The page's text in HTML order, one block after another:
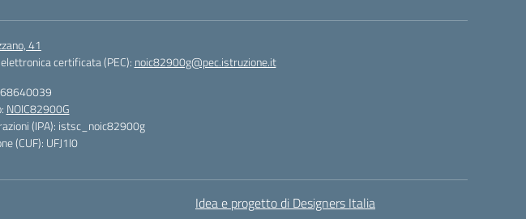
41
certificata (PEC): noic82900g@pec.istruzione.it
NOIC82900G
(IPA): istsc_noic82900g
(CUF): UFJ1I0
Idea e progetto di Designers Italia